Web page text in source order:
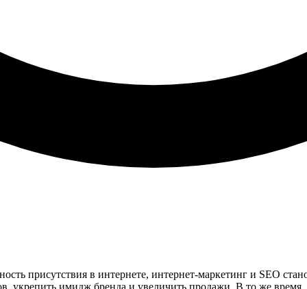
присутствия в интернете, интернет-маркетинг и SEO